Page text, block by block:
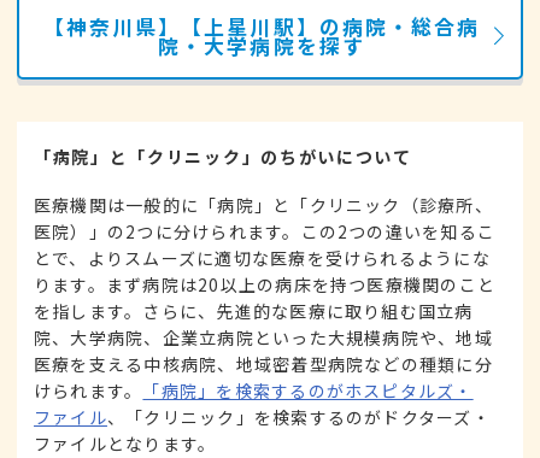
【神奈川県】【上星川駅】の病院・総合病
院・大学病院を探す
「病院」と「クリニック」のちがいについて
医療機関は一般的に「病院」と「クリニック（診療所、
医院）」の2つに分けられます。この2つの違いを知るこ
とで、よりスムーズに適切な医療を受けられるようにな
ります。まず病院は20以上の病床を持つ医療機関のこと
を指します。さらに、先進的な医療に取り組む国立病
院、大学病院、企業立病院といった大規模病院や、地域
医療を支える中核病院、地域密着型病院などの種類に分
けられます。
「病院」を検索するのがホスピタルズ・
ファイル、「クリニック」を検索するのがドクターズ・
ファイルとなります。